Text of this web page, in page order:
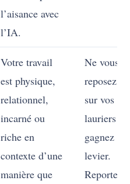
l’aisance avec
l’IA.
Votre travail
est physique,
relationnel,
incarné ou
riche en
contexte d’une
manière que
Ne vous
reposez
sur vos
lauriers —
gagnez en
levier.
Reportez